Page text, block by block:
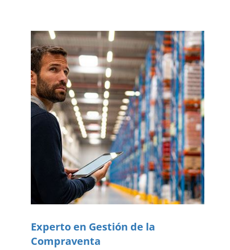
Experto en Gestión de la
Compraventa